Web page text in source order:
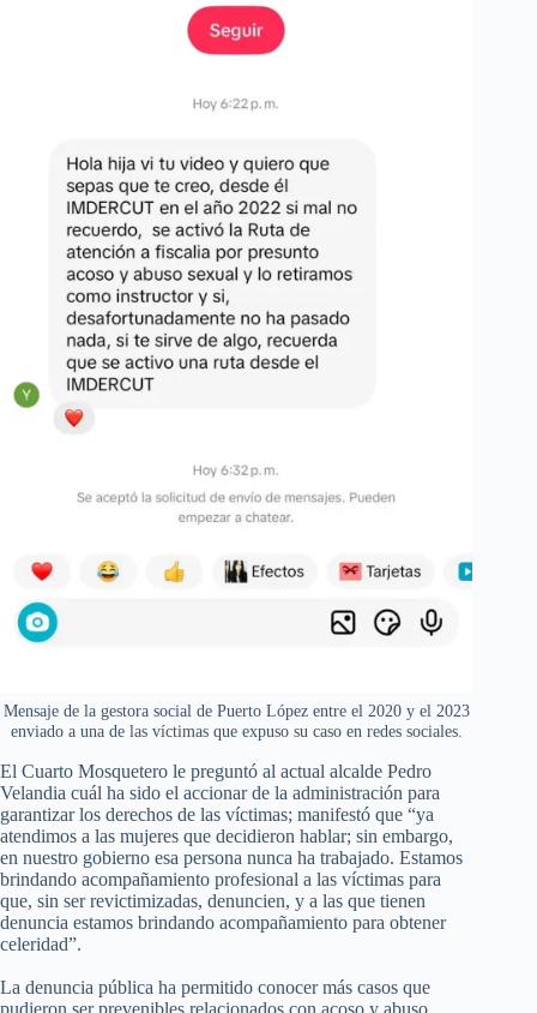
Mensaje de la gestora social de Puerto López entre el 2020 y el 2023
enviado a una de las víctimas que expuso su caso en redes sociales.
El Cuarto Mosquetero le preguntó al actual alcalde Pedro
Velandia cuál ha sido el accionar de la administración para
garantizar los derechos de las víctimas; manifestó que “ya
atendimos a las mujeres que decidieron hablar; sin embargo,
en nuestro gobierno esa persona nunca ha trabajado. Estamos
brindando acompañamiento profesional a las víctimas para
que, sin ser revictimizadas, denuncien, y a las que tienen
denuncia estamos brindando acompañamiento para obtener
celeridad”.
La denuncia pública ha permitido conocer más casos que